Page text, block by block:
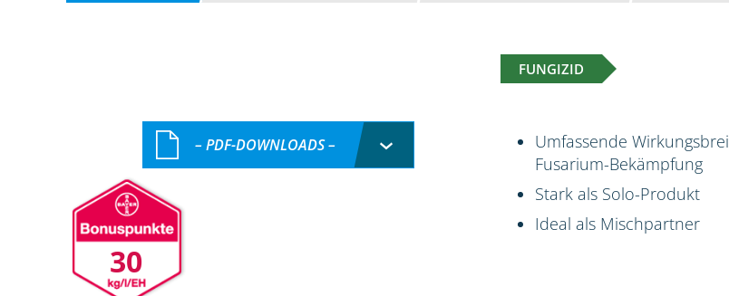
FUNGIZID
30
– PDF-DOWNLOADS –
Umfassende
Fusarium-Bekämpfung
Stark als Solo-Produkt
Ideal als Mischpartner